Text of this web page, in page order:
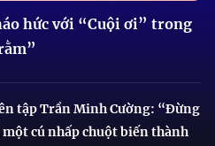
hức với “Cuội ơi” trong
tập Trần Minh Cường: “Đừng
một cú nhấp chuột biến thành